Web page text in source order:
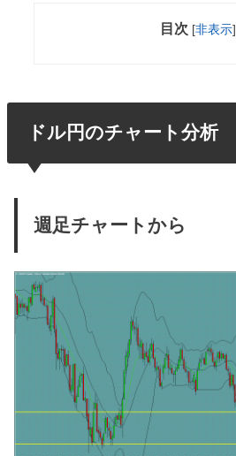
目次 [非表示]
ドル円のチャート分析
週足チャートから